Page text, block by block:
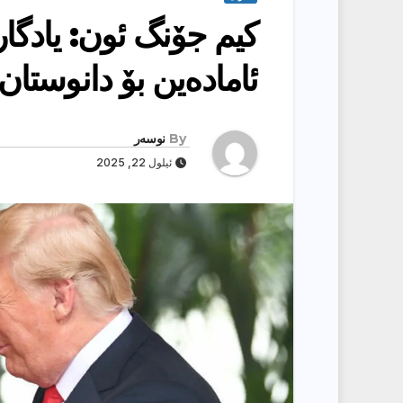
كیم جۆنگ ئون:
ئامادەین بۆ
By نوسەر
ئیلول 22, 2025